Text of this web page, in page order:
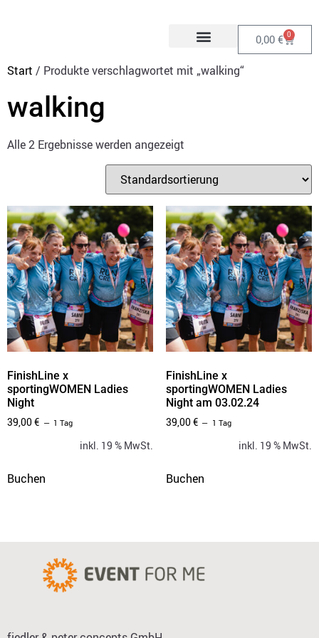
0,00 € 0
Start / Produkte verschlagwortet mit „walking“
walking
Alle 2 Ergebnisse werden angezeigt
FinishLine x
sportingWOMEN Ladies
Night
39,00€ 1 Tag
inkl. 19 % MwSt.
Buchen
FinishLine x
sportingWOMEN Ladies
Night am 03.02.24
39,00€ 1 Tag
inkl. 19 % MwSt.
Buchen